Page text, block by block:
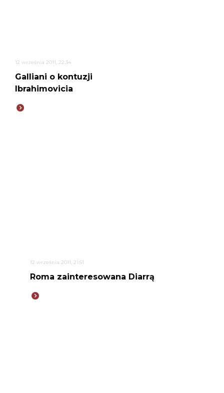
12 września 2011, 22:34
Galliani o kontuzji
Ibrahimovicia
12 września 2011, 21:51
Roma zainteresowana Diarrą